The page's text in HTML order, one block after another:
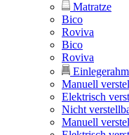
Matratze
Bico
Roviva
Bico
Roviva
Manuell
Elektrisch
Nicht
Manuell